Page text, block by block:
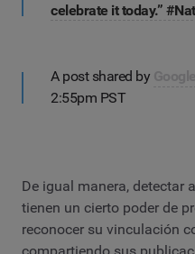
celebrate it today.”
A post shared by
2:55pm PST
De igual manera, detectar
tienen un cierto poder de
reconocer su vinculación